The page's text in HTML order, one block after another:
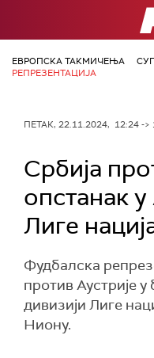
ЕВРОПСКА ТАКМИЧЕЊА
РЕПРЕЗЕНТАЦИЈА
ПЕТАК, 22.11.2024, 12:24 ->
Србија
опстанак
Лиге
Фудбалска
против Аустрије
дивизији Лиге
Ниону.